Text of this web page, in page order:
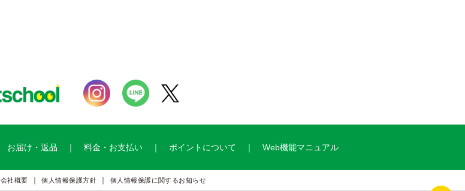
お届け・返品 料金・お支払い ポイントについて Web機能マニュアル
会社概要 個人情報保護方針 個人情報保護に関するお知らせ